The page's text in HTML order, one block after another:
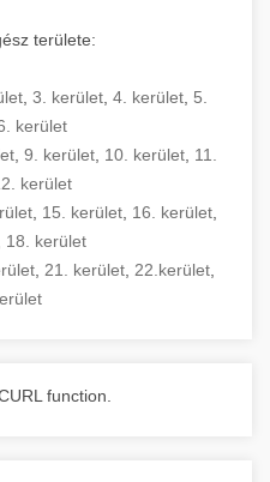
területe:
3. kerület 4. kerület 5.
kerület
, 9. kerület, 10. kerület, 11.
kerület
15. kerület 16. kerület
18. kerület
21. kerület 22.kerület
function.